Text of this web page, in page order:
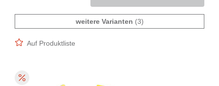
weitere Varianten (3)
Auf Produktliste